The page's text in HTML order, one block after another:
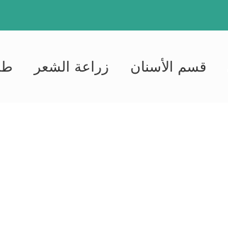
قسم الأسنان زراعة الشعر